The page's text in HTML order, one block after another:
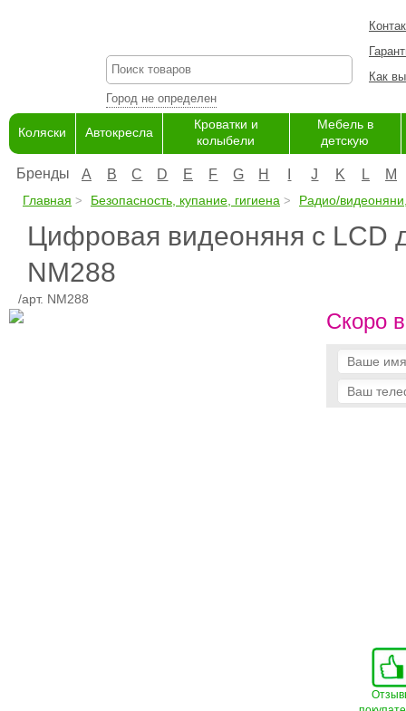
Город не определен
Как
Коляски Автокресла
Кроватки и
колыбели
Мебель в
детскую
Бренды A B C D E F G H J K L M
Главная Безопасность, купание, гигиена Радио/
Цифровая видеоняня с LCD
NM288
/арт. NM288
Скоро